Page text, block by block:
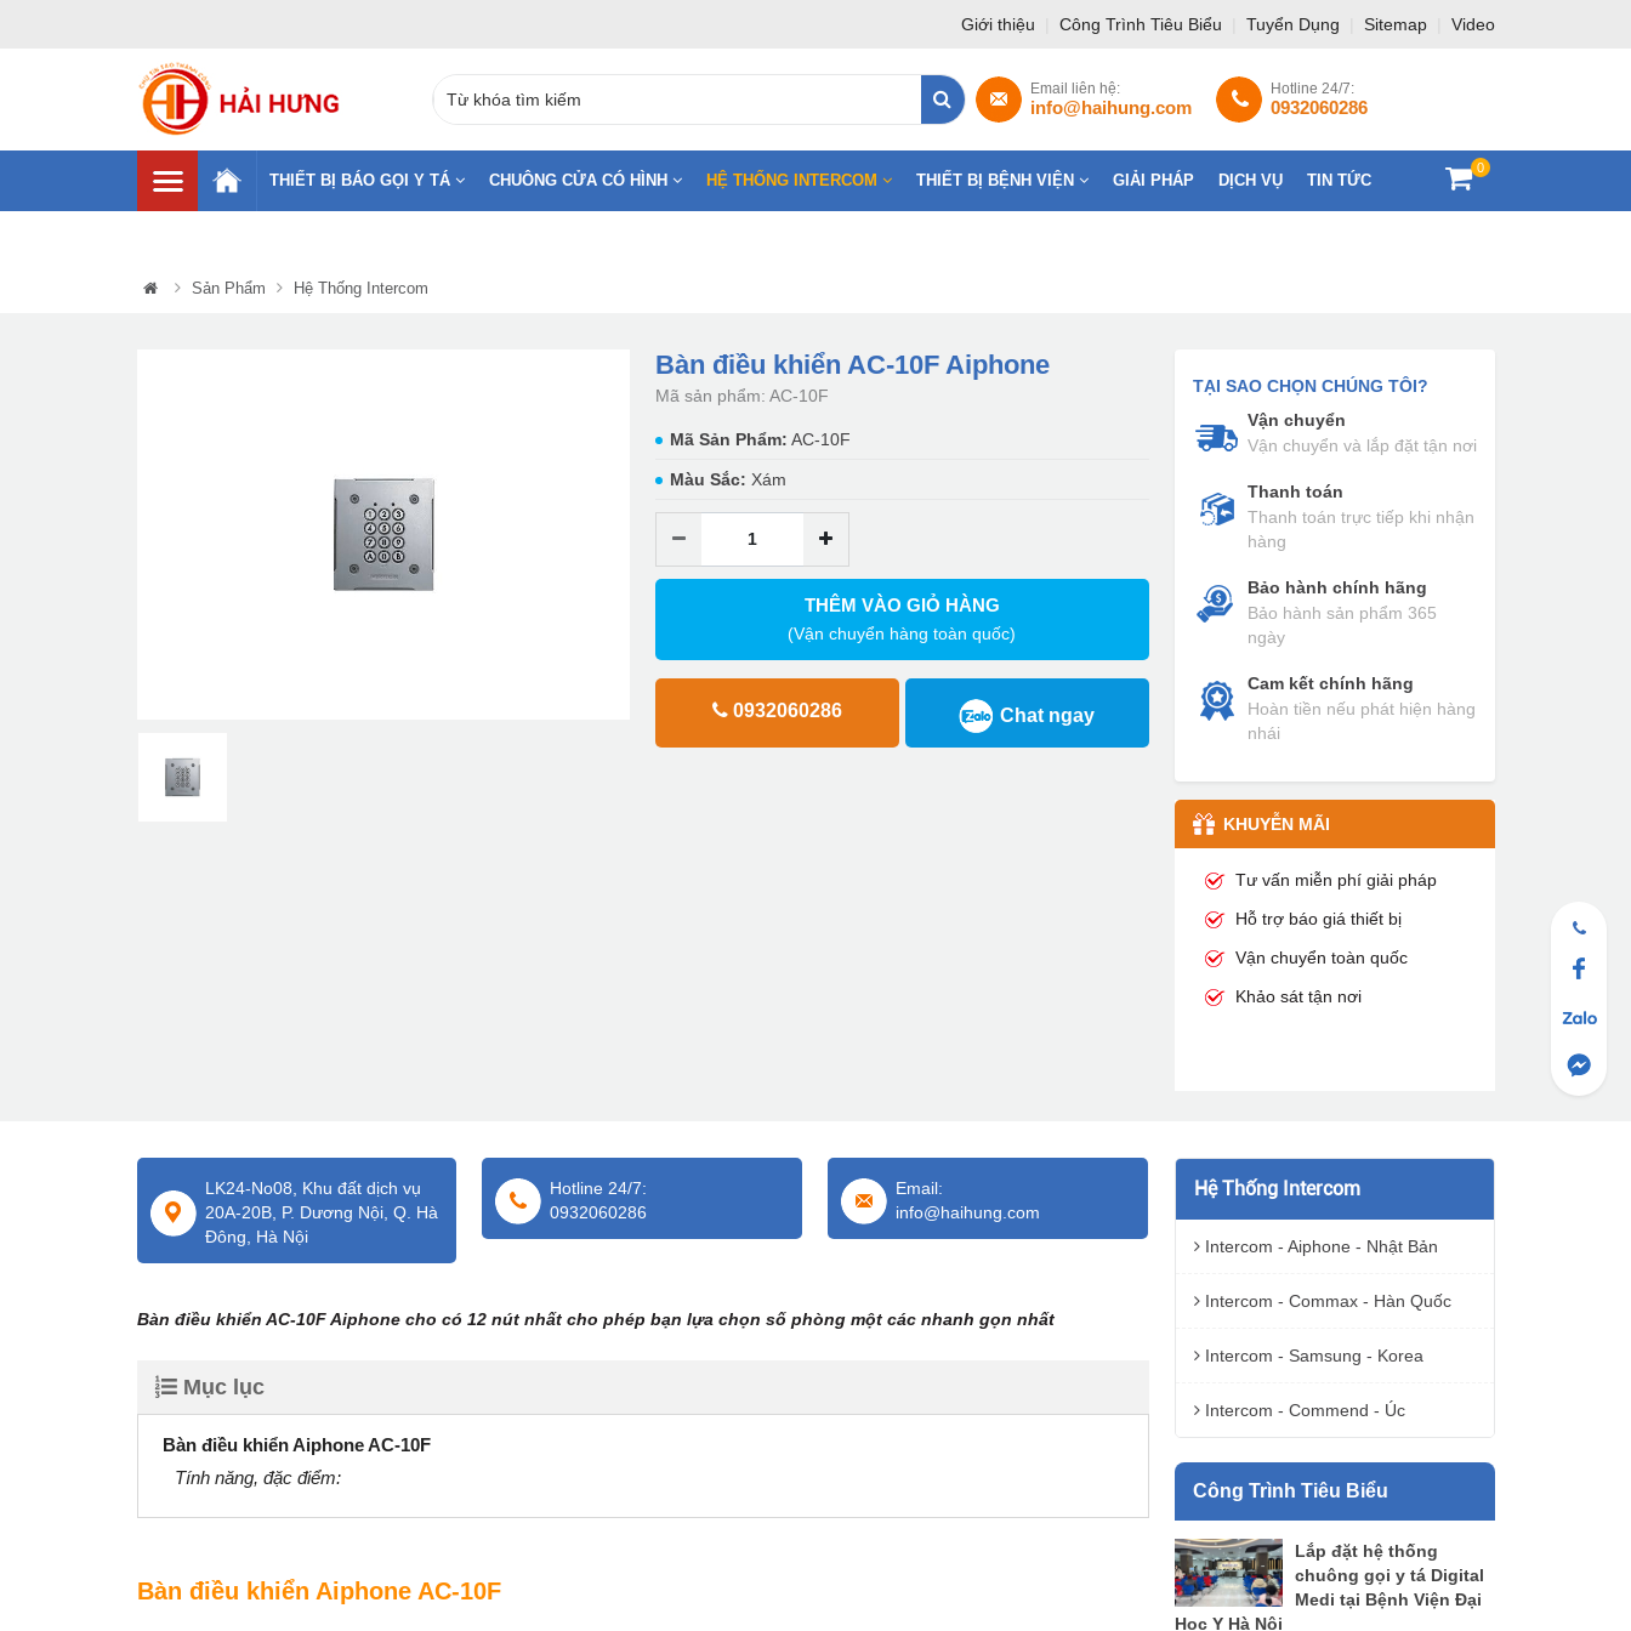
Giới thiệu Công Trình Tiêu Biểu Tuyển Dụng Sitemap Video
Hotline 24/7:
0932060286
Email liên hệ:
info@haihung.com
0
THIẾT BỊ BÁO GỌI Y TÁ CHUÔNG CỬA CÓ HÌNH HỆ THỐNG INTERCOM THIẾT BỊ BỆNH VIỆN GIẢI PHÁP DỊCH VỤ TIN TỨC
Sản Phẩm Hệ Thống Intercom
Bàn điều khiển AC-10F Aiphone
Mã sản phẩm: AC-10F
Mã Sản Phẩm: AC-10F
Màu Sắc: Xám
THÊM VÀO GIỎ HÀNG
(Vận chuyển hàng toàn quốc)
0932060286 Chat ngay
TẠI SAO CHỌN CHÚNG TÔI?
Vận chuyển
Vận chuyển và lắp đặt tận nơi
Thanh toán
Thanh toán trực tiếp khi nhận
hàng
Bảo hành chính hãng
Bảo hành sản phẩm 365
ngày
Cam kết chính hãng
Hoàn tiền nếu phát hiện hàng
nhái
KHUYỄN MÃI
Tư vấn miễn phí giải pháp
Hỗ trợ báo giá thiết bị
Vận chuyển toàn quốc
Khảo sát tận nơi
LK24-No08, Khu đất dịch vụ
20A-20B, P. Dương Nội, Q. Hà
Đông, Hà Nội
Hotline 24/7:
0932060286
Email:
info@haihung.com
Bàn điều khiển AC-10F Aiphone cho có 12 nút nhất cho phép bạn lựa chọn số phòng một các nhanh gọn nhất
Mục lục
Bàn điều khiển Aiphone AC-10F
Tính năng, đặc điểm:
Bàn điều khiển Aiphone AC-10F
Hệ Thống Intercom
Intercom - Aiphone - Nhật Bản
Intercom - Commax - Hàn Quốc
Intercom - Samsung - Korea
Intercom - Commend - Úc
Công Trình Tiêu Biểu
Lắp đặt hệ thống
chuông gọi y tá Digital
Medi tại Bệnh Viện Đại
Học Y Hà Nội